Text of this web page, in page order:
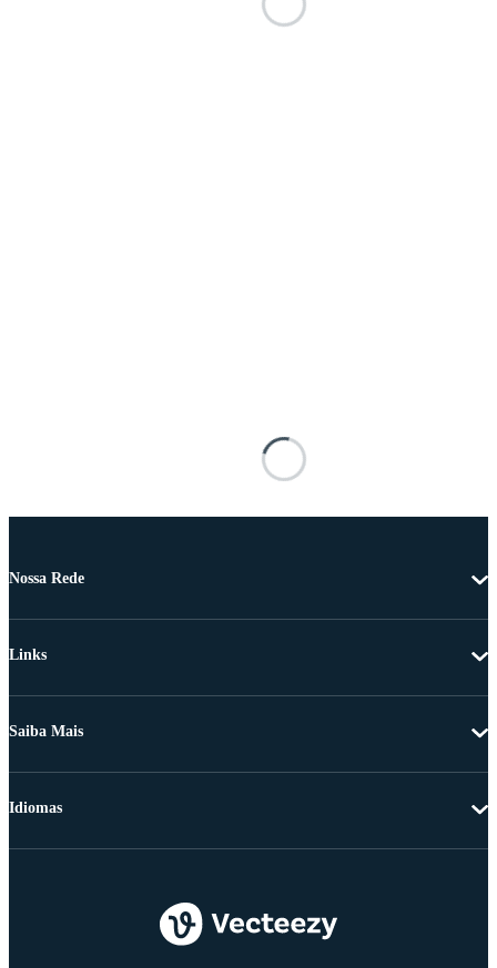
Nossa Rede
Links
Saiba Mais
Idiomas